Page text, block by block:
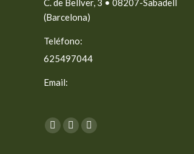
C. de Bellver, 3 • 08207-Sabadell
(Barcelona)
Teléfono:
625497044
Email:
Encuéntranos en:
Facebook
X
Instagram